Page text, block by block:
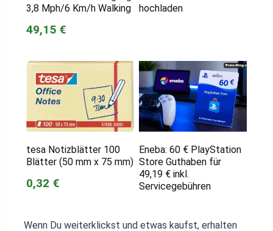
3,8 Mph/6 Km/h Walking
49,15 €
hochladen
tesa Notizblätter 100
Blätter (50 mm x 75 mm)
0,32 €
Eneba: 60 € PlayStation
Store Guthaben für
49,19 € inkl.
Servicegebühren
Wenn Du weiterklickst und etwas kaufst, erhalten